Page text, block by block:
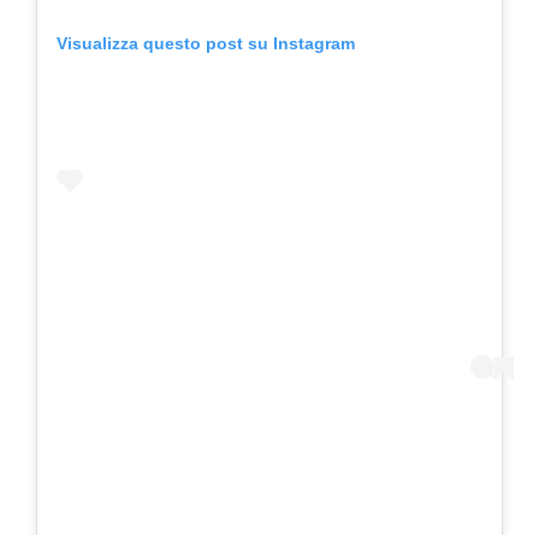
Visualizza questo post su Instagram